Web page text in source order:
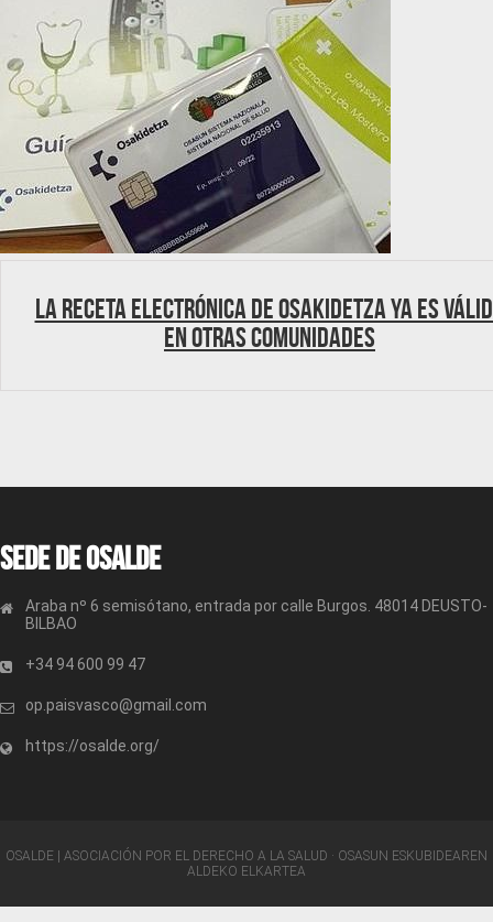
La receta electrónica de Osakidetza ya es
en otras comunidades
Sede de OSALDE
Araba nº 6 semisótano, entrada por calle Burgos. 48014 DEUSTO-
BILBAO
+34 94 600 99 47
op.paisvasco@gmail.com
https://osalde.org/
OSALDE | ASOCIACIÓN POR EL DERECHO A LA SALUD · OSASUN ESKUBIDEAREN
ALDEKO ELKARTEA